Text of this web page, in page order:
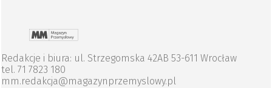
Redakcje i biura: ul. Strzegomska 42AB 53-611 Wrocław
tel. 71 7823 180
mm.redakcja@magazynprzemyslowy.pl